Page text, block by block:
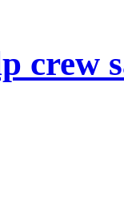
crew